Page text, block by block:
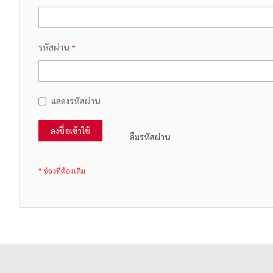
รหัสผ่าน
แสดงรหัสผ่าน
ลงชื่อเข้าใช้
ลืมรหัสผ่าน